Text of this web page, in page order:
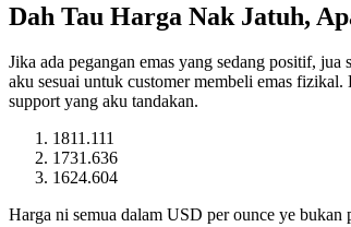
Dah Tau Harga Nak Jatuh,
Jika ada pegangan emas yang sedang positif,
aku sesuai untuk customer membeli emas
support yang aku tandakan.
1811.111
1731.636
1624.604
Harga ni semua dalam USD per ounce ye